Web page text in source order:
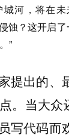
河，将在未
蚀？这开启
”
提出的、
。当大众
写代码而